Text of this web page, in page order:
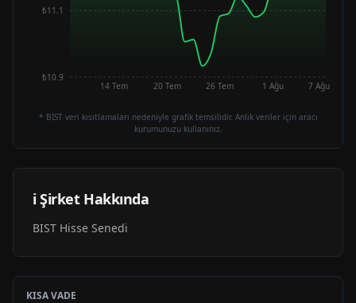
14 Tem 20 Tem 26 Tem 1 Ağu 7 Ağu
₺10.9
₺11.1
* BIST veri kısıtlamaları nedeniyle grafik temsilidir. Anlık veriler için aracı
kurumunuzu kullanınız.
ℹ️ Şirket Hakkında
BIST Hisse Senedi
KISA VADE